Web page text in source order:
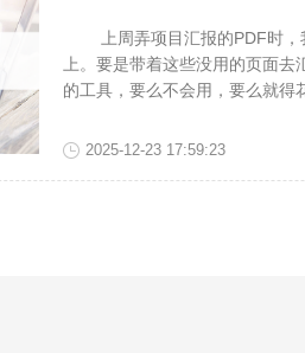
上周弄项目汇报的PDF时，我
上。要是带着这些没用的页面
的工具，要么不会用，要么就得
超实用的删除PDF页面的方法，
2025-12-23 17:59:23